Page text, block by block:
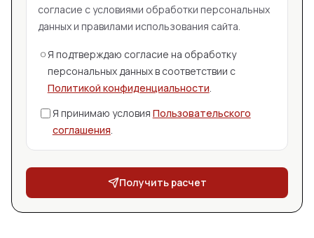
согласие с условиями обработки персональных
данных и правилами использования сайта.
Я подтверждаю согласие на обработку
персональных данных в соответствии с
Политикой конфиденциальности.
Я принимаю условия Пользовательского
соглашения.
Получить расчет